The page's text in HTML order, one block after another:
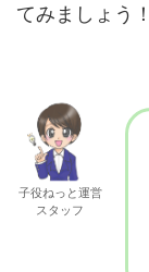
てみましょう！
子役ねっと運営
スタッフ